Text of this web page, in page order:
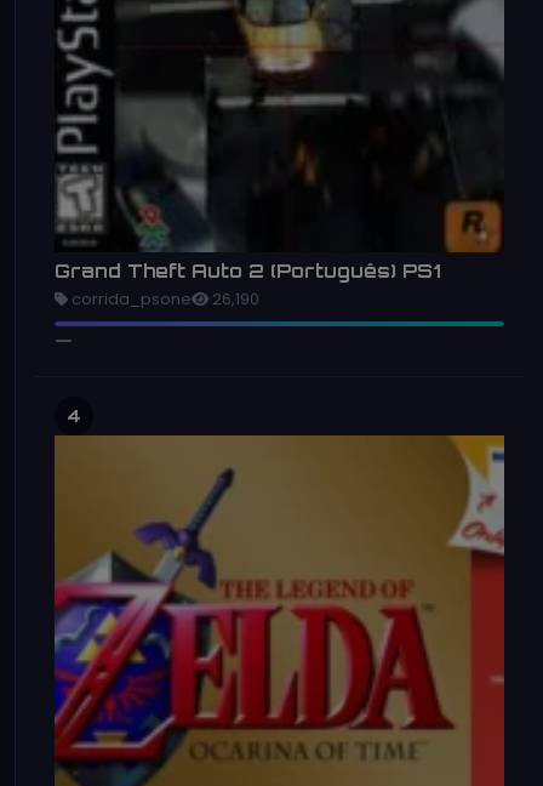
Grand Theft Auto 2 (Português) PS1
corrida_psone 26,190
4